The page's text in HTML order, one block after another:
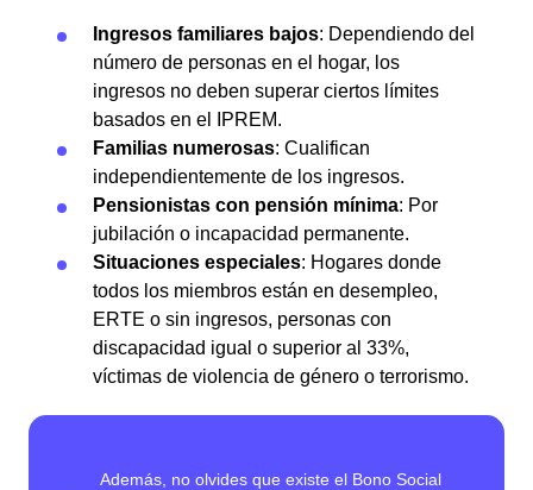
Ingresos familiares bajos: Dependiendo del
número de personas en el hogar, los
ingresos no deben superar ciertos límites
basados en el IPREM.
Familias numerosas: Cualifican
independientemente de los ingresos.
Pensionistas con pensión mínima: Por
jubilación o incapacidad permanente.
Situaciones especiales: Hogares donde
todos los miembros están en desempleo,
ERTE o sin ingresos, personas con
discapacidad igual o superior al 33%,
víctimas de violencia de género o terrorismo.